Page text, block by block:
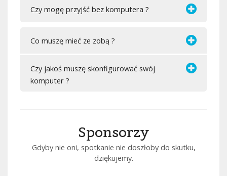
Czy mogę przyjść bez komputera ?
Co muszę mieć ze zobą ?
Czy jakoś muszę skonfigurować swój
komputer ?
Sponsorzy
Gdyby nie oni, spotkanie nie doszłoby do skutku,
dziękujemy.